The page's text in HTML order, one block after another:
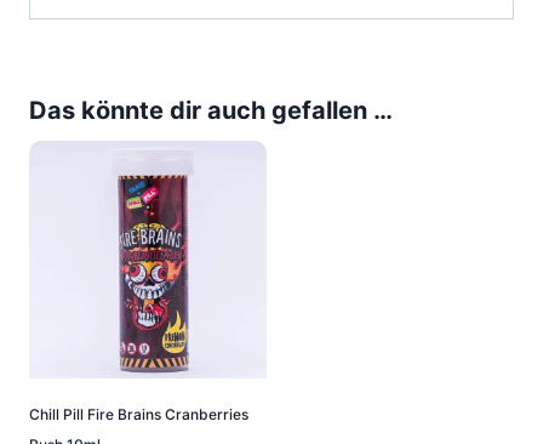
Das könnte dir auch gefallen …
Chill Pill Fire Brains Cranberries